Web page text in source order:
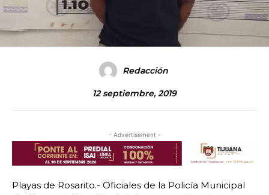
Redacción
12 septiembre, 2019
- Advertisement -
Playas de Rosarito.- Oficiales de la Policía Municipal